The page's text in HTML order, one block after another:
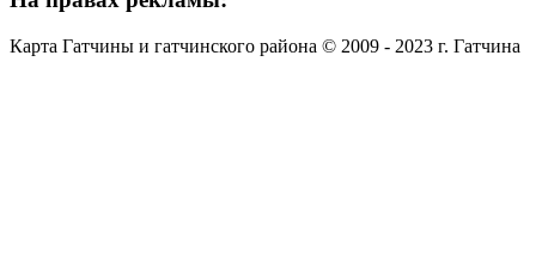
Карта Гатчины и гатчинского района © 2009 - 2023 г. Гатчина